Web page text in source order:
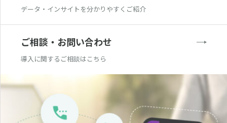
データ・インサイトを分かりやすくご紹介
ご相談・お問い合わせ
導入に関するご相談はこちら